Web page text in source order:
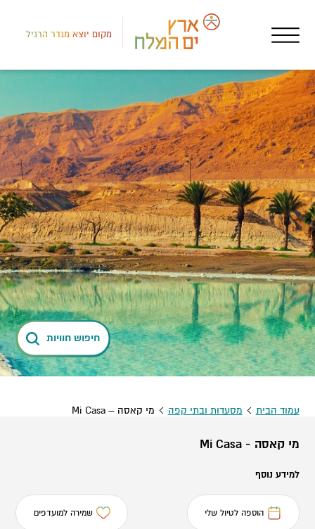
מקום יוצא מגדר הרגיל
חיפוש חוויות
עמוד הבית מסעדות ובתי קפה מי קאסה – Mi Casa
מי קאסה - Mi Casa
למידע נוסף
הוספה לטיול שלי שמירה למועדפים